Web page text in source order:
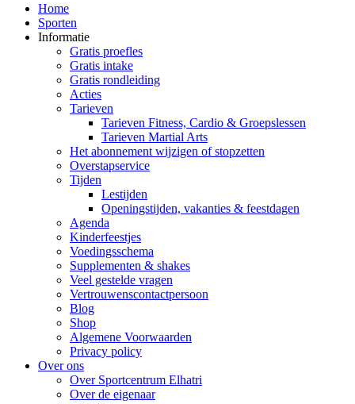
Home
Sporten
Informatie
Gratis proefles
Gratis intake
Gratis rondleiding
Acties
Tarieven
Tarieven Fitness, Cardio & Groepslessen
Tarieven Martial Arts
Het abonnement wijzigen of stopzetten
Overstapservice
Tijden
Lestijden
Openingstijden, vakanties & feestdagen
Agenda
Kinderfeestjes
Voedingsschema
Supplementen & shakes
Veel gestelde vragen
Vertrouwenscontactpersoon
Blog
Shop
Algemene Voorwaarden
Privacy policy
Over ons
Over Sportcentrum Elhatri
Over de eigenaar